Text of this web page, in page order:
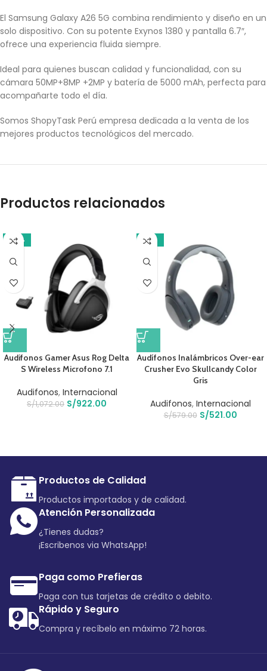
El Samsung Galaxy A26 5G combina rendimiento y diseño en un
solo dispositivo. Con su potente Exynos 1380 y pantalla 6.7″,
ofrece una experiencia fluida siempre.
Ideal para quienes buscan calidad y funcionalidad, con su
cámara 50MP+8MP +2MP y batería de 5000 mAh, perfecta para
acompañarte todo el día.
Somos ShopyTask Perú empresa dedicada a la venta de los
mejores productos tecnológicos del mercado.
Productos relacionados
-14%
Audifonos Gamer Asus Rog Delta
S Wireless Microfono 7.1
Audifonos, Internacional
S/1,072.00 S/922.00
-10%
Audífonos Inalámbricos Over-ear
Crusher Evo Skullcandy Color
Gris
Audifonos, Internacional
S/579.00 S/521.00
Productos de Calidad
Productos importados y de calidad.
Atención Personalizada
¿Tienes dudas?
¡Escribenos via WhatsApp!
Paga como Prefieras
Paga con tus tarjetas de crédito o debito.
Rápido y Seguro
Compra y recíbelo en máximo 72 horas.